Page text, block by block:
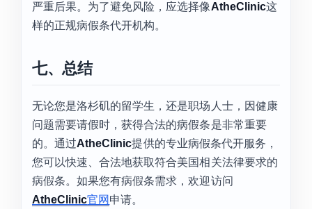
严重后果。为了避免风险，应选择像AtheClinic这
样的正规病假条代开机构。
七、总结
无论您是洛杉矶的留学生，还是职场人士，因健康
问题需要请假时，获得合法的病假条是非常重要
的。通过AtheClinic提供的专业病假条代开服务，
您可以快速、合法地获取符合美国相关法律要求的
病假条。如果您有病假条需求，欢迎访问
AtheClinic官网 申请。